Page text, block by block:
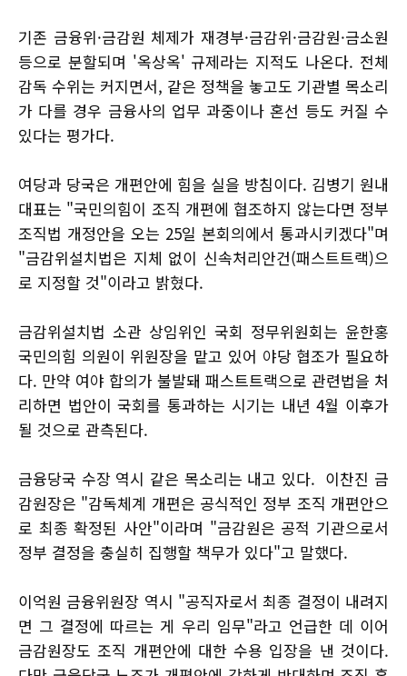
기존 금융위·금감원 체제가 재경부·금감위·금감원·금소원
등으로 분할되며 '옥상옥' 규제라는 지적도 나온다. 전체
감독 수위는 커지면서, 같은 정책을 놓고도 기관별 목소리
가 다를 경우 금융사의 업무 과중이나 혼선 등도 커질 수
있다는 평가다.
여당과 당국은 개편안에 힘을 실을 방침이다. 김병기 원내
대표는 "국민의힘이 조직 개편에 협조하지 않는다면 정부
조직법 개정안을 오는 25일 본회의에서 통과시키겠다"며
"금감위설치법은 지체 없이 신속처리안건(패스트트랙)으
로 지정할 것"이라고 밝혔다.
금감위설치법 소관 상임위인 국회 정무위원회는 윤한홍
국민의힘 의원이 위원장을 맡고 있어 야당 협조가 필요하
다. 만약 여야 합의가 불발돼 패스트트랙으로 관련법을 처
리하면 법안이 국회를 통과하는 시기는 내년 4월 이후가
될 것으로 관측된다.
금융당국 수장 역시 같은 목소리는 내고 있다. 이찬진 금
감원장은 "감독체계 개편은 공식적인 정부 조직 개편안으
로 최종 확정된 사안"이라며 "금감원은 공적 기관으로서
정부 결정을 충실히 집행할 책무가 있다"고 말했다.
이억원 금융위원장 역시 "공직자로서 최종 결정이 내려지
면 그 결정에 따르는 게 우리 임무"라고 언급한 데 이어
금감원장도 조직 개편안에 대한 수용 입장을 낸 것이다.